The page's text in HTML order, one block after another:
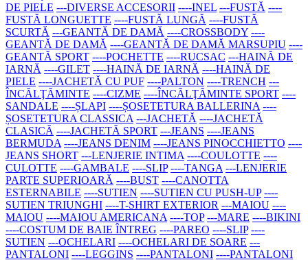
DE PIELE ---DIVERSE ACCESORII ----INEL ---FUSTĂ ----
FUSTĂ LONGUETTE ----FUSTĂ LUNGĂ ----FUSTĂ
SCURTĂ ---GEANTĂ DE DAMĂ ----CROSSBODY ----
GEANTĂ DE DAMĂ ----GEANTĂ DE DAMĂ MARSUPIU ----
GEANTĂ SPORT ----POCHETTE ----RUCSAC ---HAINĂ DE
IARNĂ ----GILET ----HAINĂ DE IARNĂ ----HAINĂ DE
PIELE ----JACHETĂ CU PUF ----PALTON ----TRENCH ---
ÎNCĂLŢĂMINTE ----CIZME ----ÎNCĂLŢĂMINTE SPORT ----
SANDALE ----ȘLAPI ----ȘOSETETURA BALLERINA ----
ȘOSETETURA CLASSICA ---JACHETĂ ----JACHETĂ
CLASICĂ ----JACHETĂ SPORT ---JEANS ----JEANS
BERMUDA ----JEANS DENIM ----JEANS PINOCCHIETTO ----
JEANS SHORT ---LENJERIE INTIMA ----COULOTTE ----
CULOTTE ----GAMBALE ----SLIP ----TANGA ---LENJERIE
PARTE SUPERIOARĂ ----BUST ----CANOTTA
ESTERNABILE ----SUTIEN ----SUTIEN CU PUSH-UP ----
SUTIEN TRIUNGHI ----T-SHIRT EXTERIOR ---MAIOU ----
MAIOU ----MAIOU AMERICANA ----TOP ---MARE ----BIKINI
----COSTUM DE BAIE ÎNTREG ----PAREO ----SLIP ----
SUTIEN ---OCHELARI ----OCHELARI DE SOARE ---
PANTALONI ----LEGGINS ----PANTALONI ----PANTALONI